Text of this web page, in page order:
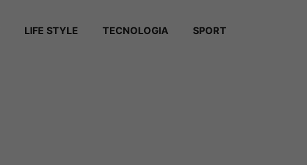
LIFE STYLE TECNOLOGIA SPORT